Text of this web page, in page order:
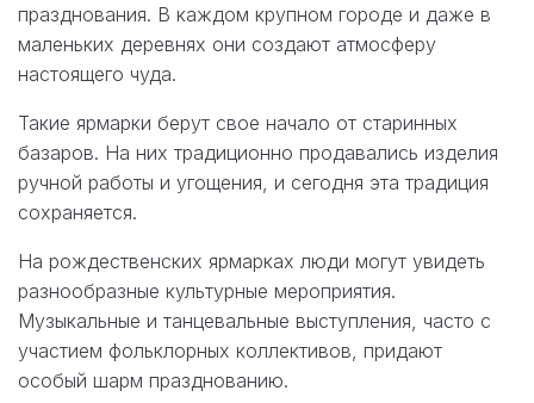
празднования. В каждом крупном городе и даже в
маленьких деревнях они создают атмосферу
настоящего чуда.
Такие ярмарки берут свое начало от старинных
базаров. На них традиционно продавались изделия
ручной работы и угощения, и сегодня эта традиция
сохраняется.
На рождественских ярмарках люди могут увидеть
разнообразные культурные мероприятия.
Музыкальные и танцевальные выступления, часто с
участием фольклорных коллективов, придают
особый шарм празднованию.